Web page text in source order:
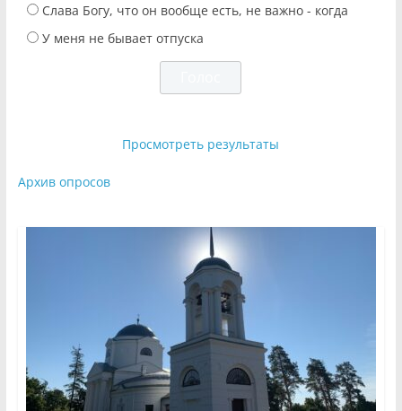
Слава Богу, что он вообще есть, не важно - когда
У меня не бывает отпуска
Просмотреть результаты
Архив опросов